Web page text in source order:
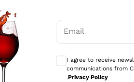
è male ma secondo me ci
Email
I agree to receive
communications from
.Privacy Policy